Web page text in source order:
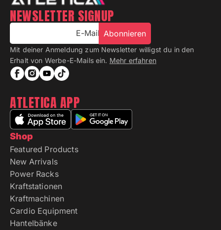
Shop
Featured Products
New Arrivals
Power Racks
Kraftstationen
Kraftmachinen
Cardio Equipment
Hantelbänke
NEWSLETTER SIGNUP
E-Mail Abonnieren
Mit deiner Anmeldung zum Newsletter willigst du in den
Erhalt von Werbe-E-Mails ein. Mehr erfahren
ATLETICA APP